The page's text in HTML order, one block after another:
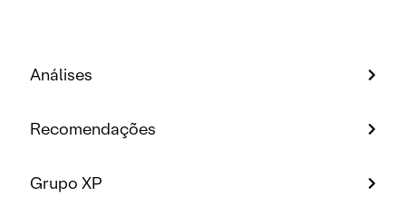
Análises
Recomendações
Grupo XP